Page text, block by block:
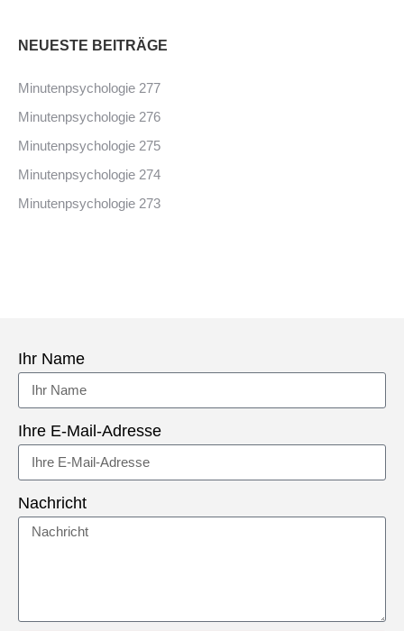
NEUESTE BEITRÄGE
Minutenpsychologie 277
Minutenpsychologie 276
Minutenpsychologie 275
Minutenpsychologie 274
Minutenpsychologie 273
Ihr Name
Ihre E-Mail-Adresse
Nachricht